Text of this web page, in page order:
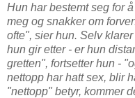
Hun har bestemt seg for
meg og snakker om
ofte", sier hun. Selv
hun gir etter - er hun
gretten", fortsetter hun -
nettopp har hatt sex, blir
"nettopp" betyr, kommer